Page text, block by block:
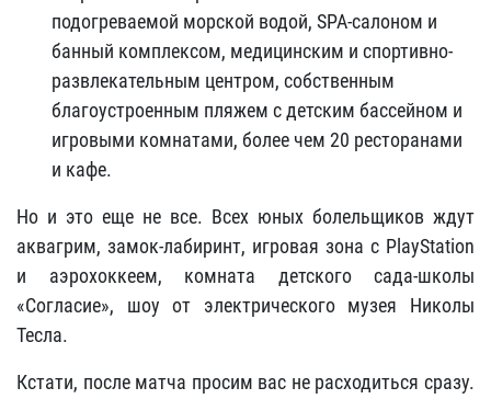
подогреваемой морской водой, SPA-салоном и
банный комплексом, медицинским и спортивно-
развлекательным центром, собственным
благоустроенным пляжем с детским бассейном и
игровыми комнатами, более чем 20 ресторанами
и кафе.
Но и это еще не все. Всех юных болельщиков ждут
аквагрим, замок-лабиринт, игровая зона с PlayStation
и аэрохоккеем, комната детского сада-школы
«Согласие», шоу от электрического музея Николы
Тесла.
Кстати, после матча просим вас не расходиться сразу.